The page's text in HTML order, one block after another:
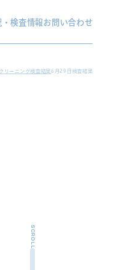
・検査情報お問い合わせ
リーニング検査結果6月29日検査結果
SCROLL